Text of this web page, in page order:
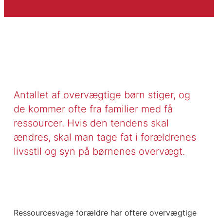
Antallet af overvægtige børn stiger, og
de kommer ofte fra familier med få
ressourcer. Hvis den tendens skal
ændres, skal man tage fat i forældrenes
livsstil og syn på børnenes overvægt.
Ressourcesvage forældre har oftere overvægtige